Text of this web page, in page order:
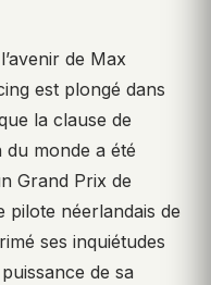
de Max
est plongé dans
la clause de
monde a été
Grand Prix de
pilote néerlandais de
ses inquiétudes
de sa